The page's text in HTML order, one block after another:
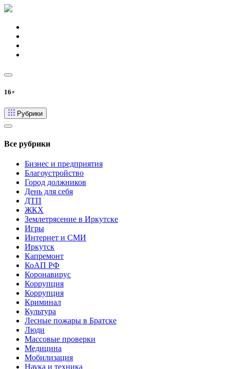
16+
Рубрики
Все рубрики
Бизнес и предприятия
Благоустройство
Город должников
День для себя
ДТП
ЖКХ
Землетрясение в Иркутске
Игры
Интернет и СМИ
Иркутск
Капремонт
КоАП РФ
Коронавирус
Коррупция
Коррупция
Криминал
Культура
Лесные пожары в Братске
Люди
Массовые проверки
Медицина
Мобилизация
Наука и техника